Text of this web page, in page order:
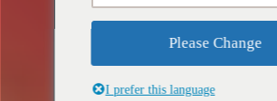
Please Change
I prefer this language